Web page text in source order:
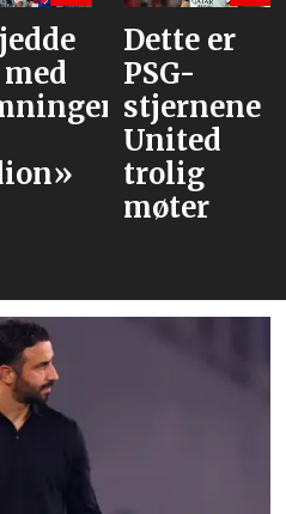
Dette er
PSG-
stjernene
trolig
Våre
av
mot